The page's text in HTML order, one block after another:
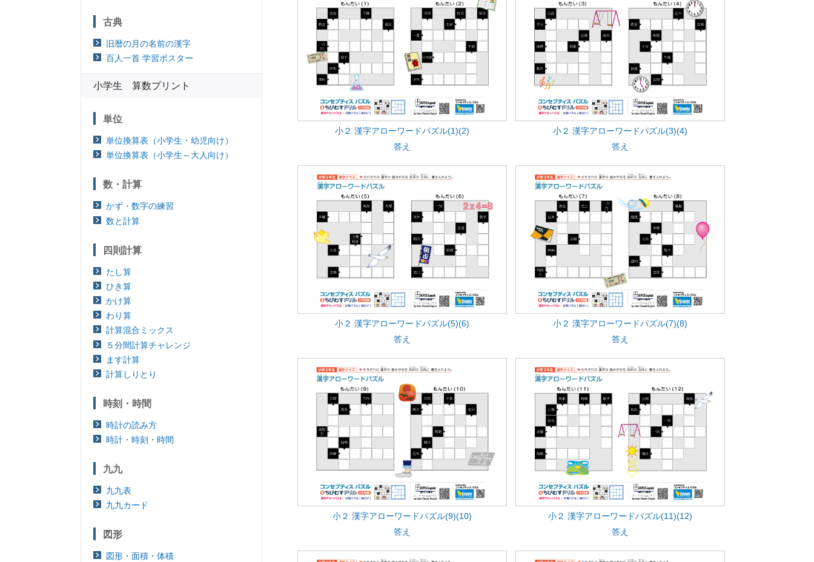
小２ 漢字アローワードパズル(1)(2)
答え
小２ 漢字アローワードパズル(3)(4)
答え
小２ 漢字アローワードパズル(5)(6)
答え
小２ 漢字アローワードパズル(7)(8)
答え
小２ 漢字アローワードパズル(9)(10)
答え
小２ 漢字アローワードパズル(11)(12)
答え
古典
旧暦の月の名前の漢字
百人一首 学習ポスター
小学生 算数プリント
単位
単位換算表（小学生・幼児向け）
単位換算表（小学生～大人向け）
数・計算
かず・数字の練習
数と計算
四則計算
たし算
ひき算
かけ算
わり算
計算混合ミックス
５分間計算チャレンジ
ます計算
計算しりとり
時刻・時間
時計の読み方
時計・時刻・時間
九九
九九表
九九カード
図形
図形・面積・体積